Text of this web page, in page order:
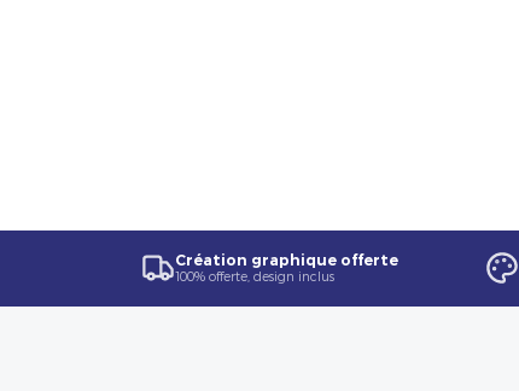
Création graphique offerte
100% offerte, design inclus